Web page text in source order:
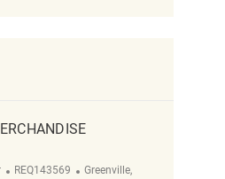
ReqId
REQ143569 Ort
Greenville,